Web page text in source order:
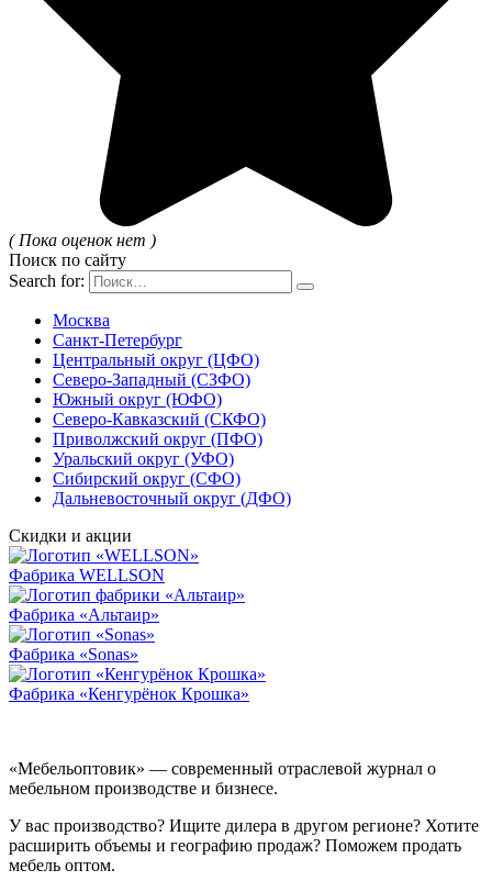
( Пока оценок нет )
Поиск по сайту
Search for:
Москва
Санкт-Петербург
Центральный округ (ЦФО)
Северо-Западный (СЗФО)
Южный округ (ЮФО)
Северо-Кавказский (СКФО)
Приволжский округ (ПФО)
Уральский округ (УФО)
Сибирский округ (СФО)
Дальневосточный округ (ДФО)
Скидки и акции
Фабрика WELLSON
Фабрика «Альтаир»
Фабрика «Sonas»
Фабрика «Кенгурёнок Крошка»
«Мебельоптовик» — современный отраслевой журнал о
мебельном производстве и бизнесе.
У вас производство? Ищите дилера в другом регионе? Хотите
расширить объемы и географию продаж? Поможем продать
мебель оптом.